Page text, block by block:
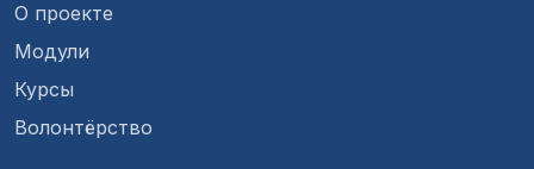
О проекте
Модули
Курсы
Волонтёрство